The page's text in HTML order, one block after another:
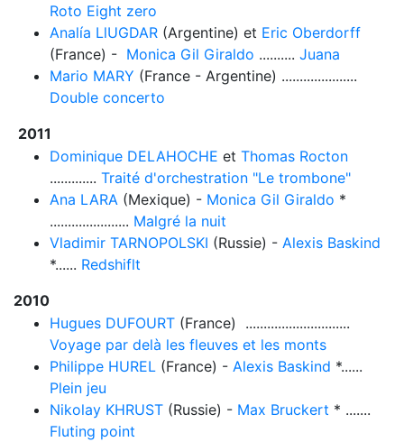
Roto Eight zero
Analía LlUGDAR (Argentine) et Eric Oberdorff
(France) - Monica Gil Giraldo .......... Juana
Mario MARY (France - Argentine) .....................
Double concerto
2011
Dominique DELAHOCHE et Thomas Rocton
............. Traité d'orchestration "Le trombone"
Ana LARA (Mexique) - Monica Gil Giraldo *
...................... Malgré la nuit
Vladimir TARNOPOLSKI (Russie) - Alexis Baskind
*...... Redshiflt
2010
Hugues DUFOURT (France) .............................
Voyage par delà les fleuves et les monts
Philippe HUREL (France) - Alexis Baskind *......
Plein jeu
Nikolay KHRUST (Russie) - Max Bruckert * .......
Fluting point